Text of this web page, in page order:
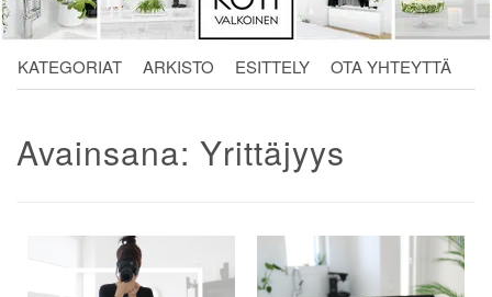
KATEGORIAT ARKISTO ESITTELY OTA YHTEYTTÄ
Avainsana: Yrittäjyys
Artikkelien
selaus